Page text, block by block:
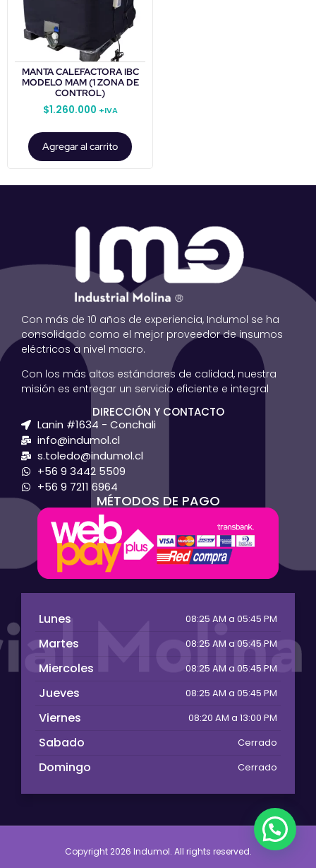
MANTA CALEFACTORA IBC
MODELO MAM (1 ZONA DE
CONTROL)
$1.260.000 +IVA
Agregar al carrito
Con más de 10 años de experiencia, Indumol se ha
consolidado como el mejor proveedor de insumos
eléctricos a nivel macro.
Con los más altos estándares de calidad, nuestra
misión es entregar un servicio eficiente e integral
DIRECCIÓN Y CONTACTO
Lanin #1634 - Conchali
info@indumol.cl
s.toledo@indumol.cl
+56 9 3442 5509
+56 9 7211 6964
MÉTODOS DE PAGO
Lunes 08:25 AM a 05:45 PM
Martes 08:25 AM a 05:45 PM
Miercoles 08:25 AM a 05:45 PM
Jueves 08:25 AM a 05:45 PM
Viernes 08:20 AM a 13:00 PM
Sabado Cerrado
Domingo Cerrado
Copyright 2026 Indumol. All rights reserved.